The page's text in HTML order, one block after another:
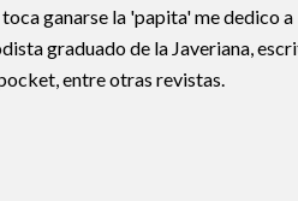
ganarse la 'papita' me dedico a
graduado de la Javeriana,
entre otras revistas.